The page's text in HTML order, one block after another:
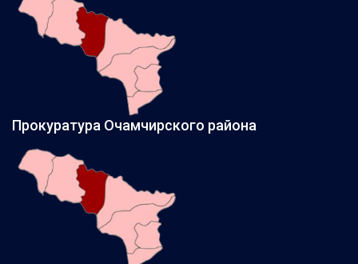
Прокуратура Очамчирского района